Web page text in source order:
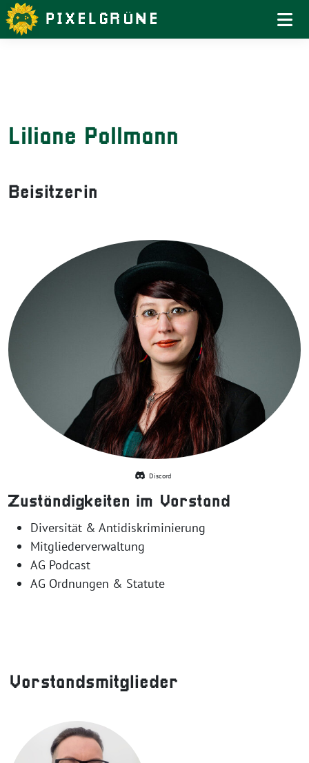
Weiter
zum
Liliane Pollmann
Beisitzerin
Zuständigkeiten im Vorstand
Diversität & Antidiskriminierung
Mitgliederverwaltung
AG Podcast
AG Ordnungen & Statute
Discord
Vorstandsmitglieder